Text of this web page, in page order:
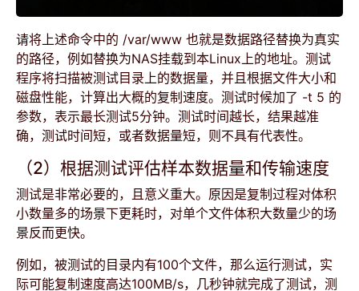
请将上述命令中的 /var/www 也就是数据路径替换为真实
的路径，例如替换为NAS挂载到本Linux上的地址。测试
程序将扫描被测试目录上的数据量，并且根据文件大小和
磁盘性能，计算出大概的复制速度。测试时候加了 -t 5 的
参数，表示最长测试5分钟。测试时间越长，结果越准
确，测试时间短，或者数据量短，则不具有代表性。
（2）根据测试评估样本数据量和传输速度
测试是非常必要的，且意义重大。原因是复制过程对体积
小数量多的场景下更耗时，对单个文件体积大数量少的场
景反而更快。
例如，被测试的目录内有100个文件，那么运行测试，实
际可能复制速度高达100MB/s，几秒钟就完成了测试，测